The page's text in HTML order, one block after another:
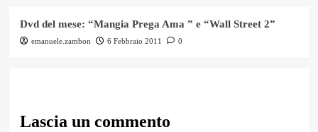
Dvd del mese: “Mangia Prega Ama ” e “Wall Street 2”
emanuele.zambon 6 Febbraio 2011 0
Lascia un commento